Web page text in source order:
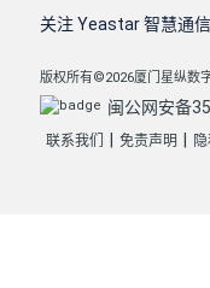
关注 Yeastar 智慧通信
版权所有©2026厦门星纵数
闽公网安备
联系我们 免责声明